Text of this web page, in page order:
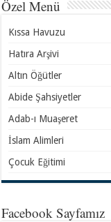
Özel Menü
Kıssa Havuzu
Hatıra Arşivi
Altın Öğütler
Abide Şahsiyetler
Adab-ı Muaşeret
İslam Alimleri
Çocuk Eğitimi
Facebook Sayfamız